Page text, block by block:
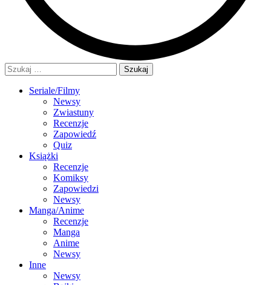
Szukaj:
Seriale/Filmy
Newsy
Zwiastuny
Recenzje
Zapowiedź
Quiz
Książki
Recenzje
Komiksy
Zapowiedzi
Newsy
Manga/Anime
Recenzje
Manga
Anime
Newsy
Inne
Newsy